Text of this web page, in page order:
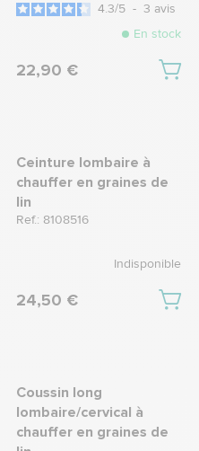
4.3/5 - 3 avis
En stock
22,90 €
Ceinture lombaire à
chauffer en graines de
lin
Ref.: 8108516
Indisponible
24,50 €
Coussin long
lombaire/cervical à
chauffer en graines de